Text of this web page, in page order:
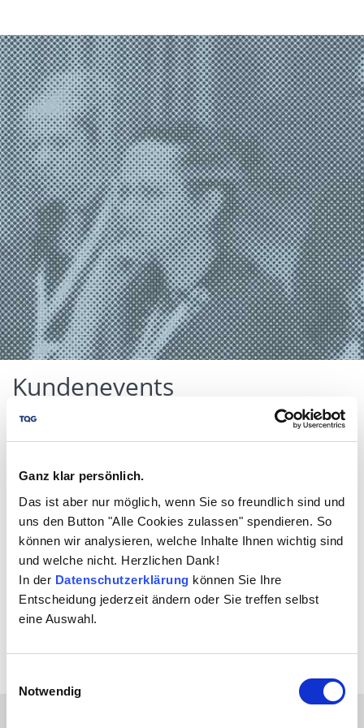
Ganz klar persönlich.
Das ist aber nur möglich, wenn Sie so freundlich sind und
uns den Button "Alle Cookies zulassen" spendieren. So
können wir analysieren, welche Inhalte Ihnen wichtig sind
und welche nicht. Herzlichen Dank!
In der Datenschutzerklärung können Sie Ihre
Entscheidung jederzeit ändern oder Sie treffen selbst
eine Auswahl.
Notwendig
Kundenevents
LCM UserGroup
Liebe UserGroup-Community, liebe LCM-
Anwenderinnen und LCM-Anwender,
unter folgendem Button finden Sie die aktuellen
Informationen zur LCM UserGroup:
Weitere Informationen